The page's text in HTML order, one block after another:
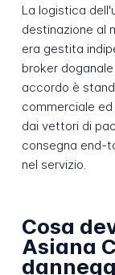
La logistica
destinazione al
era gestita
broker
accordo è
commerciale
dai vettori di
consegna end-
nel servizio.
Cosa
Asiana